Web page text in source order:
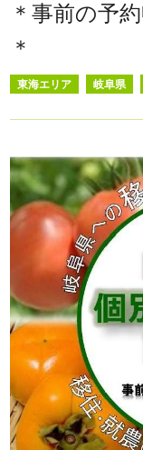
＊事前の予
＊
東海エリア 岐阜県